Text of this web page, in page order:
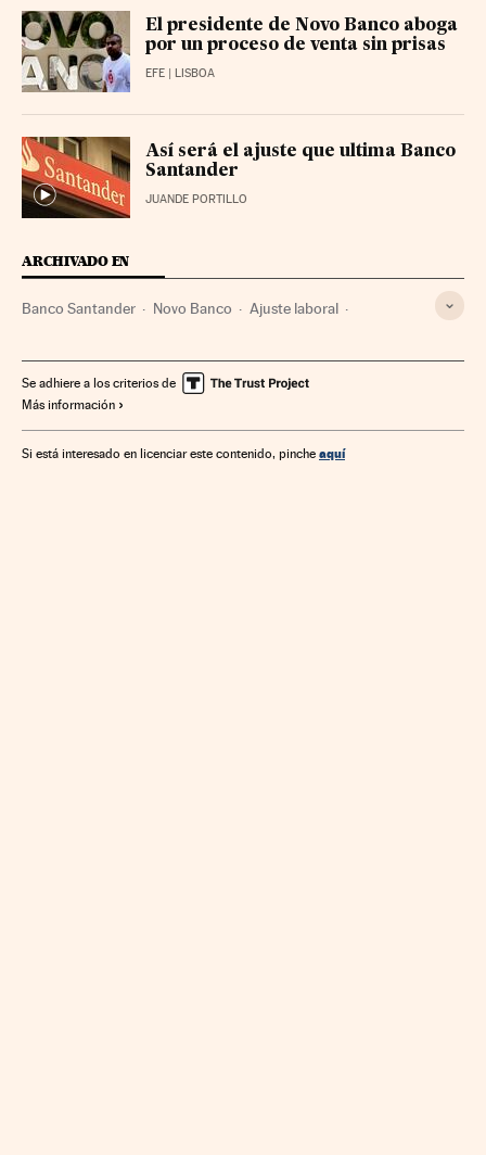
El presidente de Novo Banco aboga
por un proceso de venta sin prisas
EFE | LISBOA
Así será el ajuste que ultima Banco
Santander
JUANDE PORTILLO
ARCHIVADO EN
Banco Santander Novo Banco Ajuste laboral
Reestructuración bancaria Bancos Política bancaria
Se adhiere a los criterios de
Más información
Si está interesado en licenciar este contenido, pinche aquí